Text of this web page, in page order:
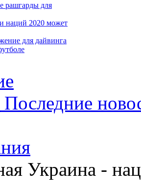
рашгарды для
наций 2020 может
для дайвинга
Последние
Украина -